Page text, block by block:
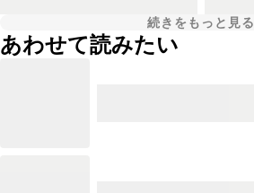
続きをもっと見る
あわせて読みたい